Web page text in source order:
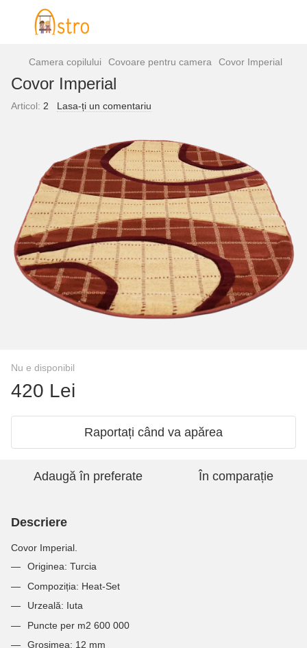
Camera copilului Covoare pentru camera Covor Imperial
Covor Imperial
Articol: 2 Lasa-ți un comentariu
Nu e disponibil
420 Lei
Raportați când va apărea
Adaugă în preferate În comparație
Descriere
Covor Imperial.
Originea: Turcia
Compoziția: Heat-Set
Urzeală: Iuta
Puncte per m2 600 000
Grosimea: 12 mm